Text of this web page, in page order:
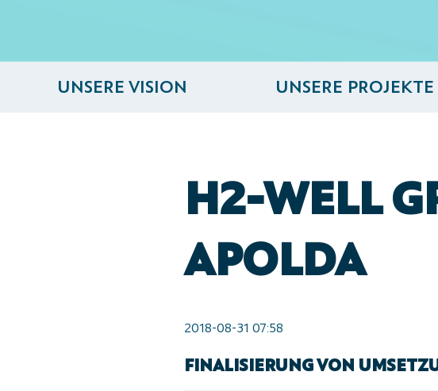
Navigation überspringen
UNSERE VISION UNSERE PROJEKTE
H2-WELL
APOLDA
2018-08-31 07:58
FINALISIERUNG VON